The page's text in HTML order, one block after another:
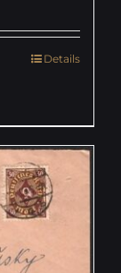
Details